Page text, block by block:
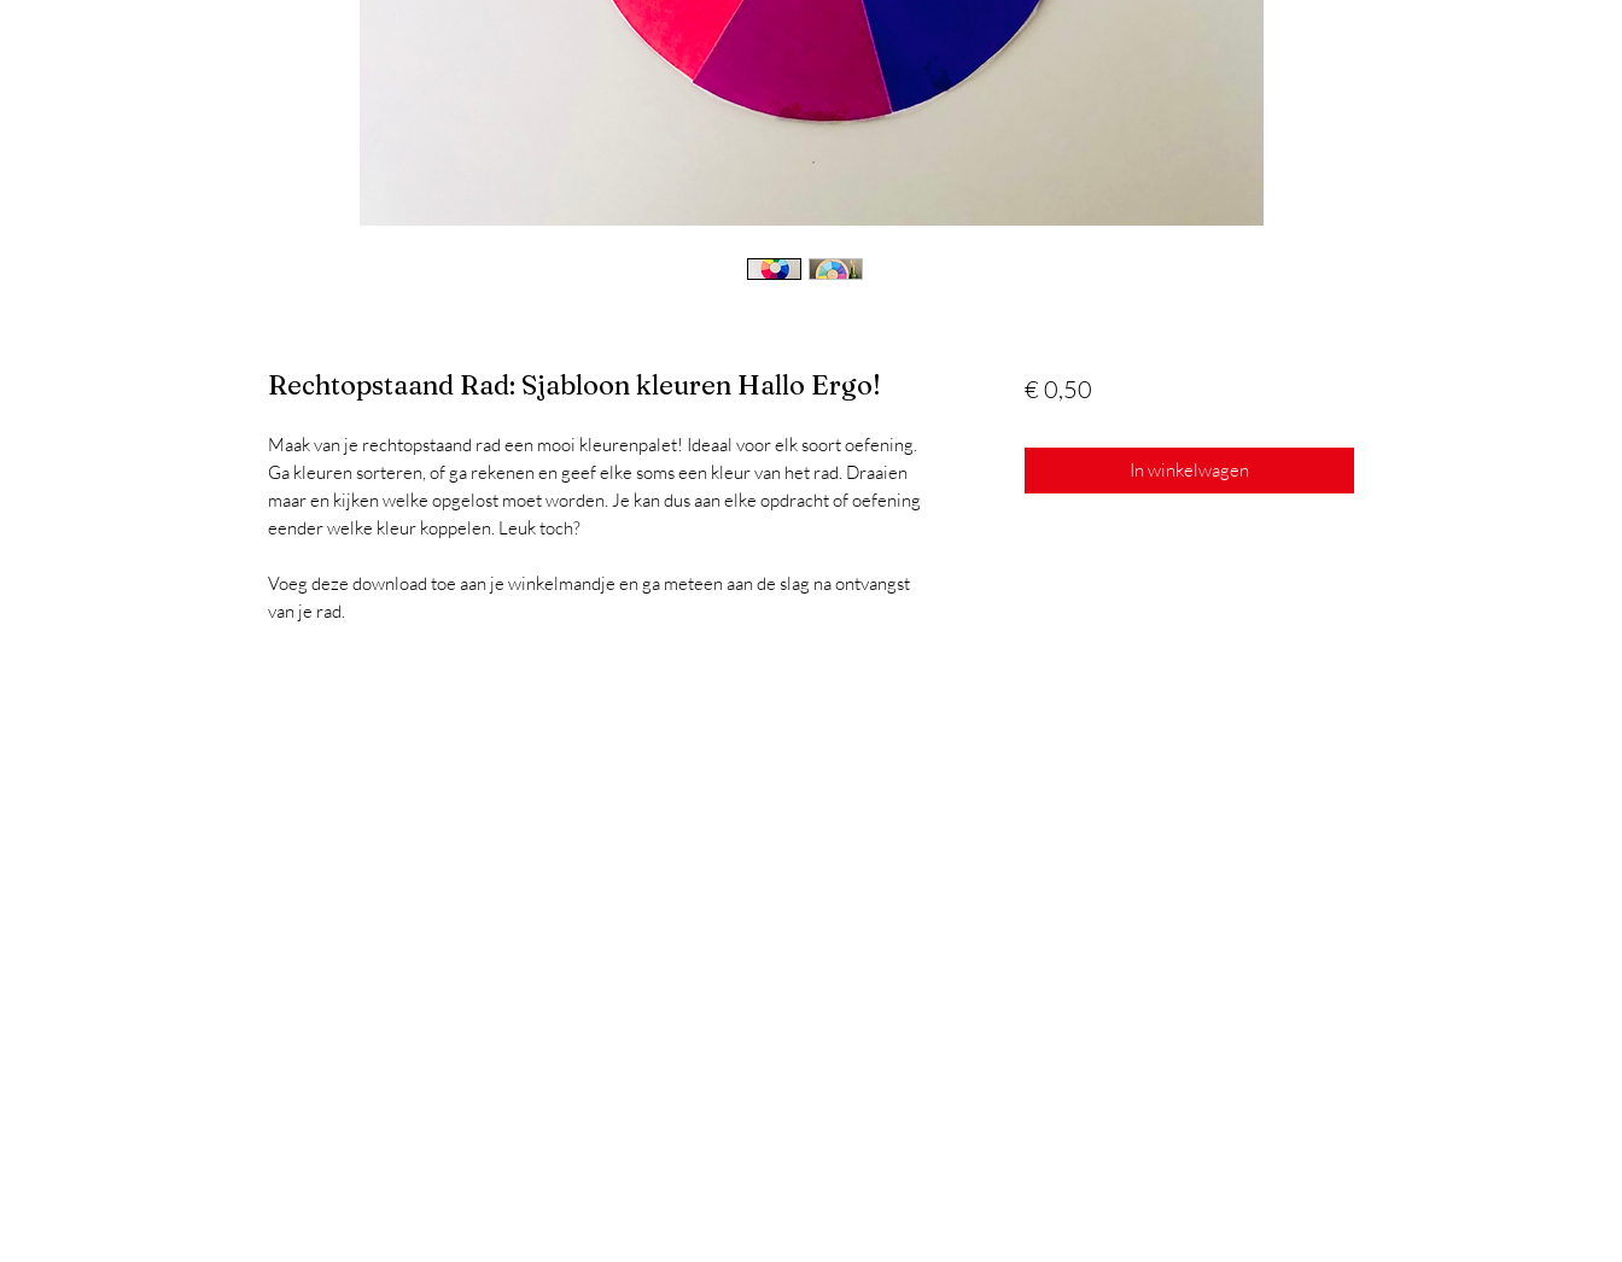
Rechtopstaand Rad: Sjabloon kleuren Hallo Ergo!
Maak van je rechtopstaand rad een mooi kleurenpalet! Ideaal voor elk soort oefening.
Ga kleuren sorteren, of ga rekenen en geef elke soms een kleur van het rad. Draaien
maar en kijken welke opgelost moet worden. Je kan dus aan elke opdracht of oefening
eender welke kleur koppelen. Leuk toch?
Voeg deze download toe aan je winkelmandje en ga meteen aan de slag na ontvangst
van je rad.
€ 0,50Prijs
In winkelwagen